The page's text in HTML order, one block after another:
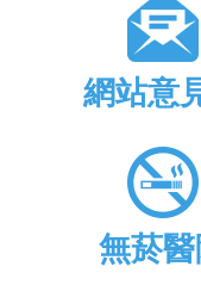
網站意
無菸